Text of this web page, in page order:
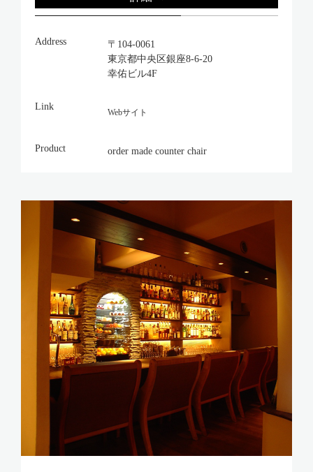
Address
〒104-0061
東京都中央区銀座8-6-20
幸佑ビル4F
Link
Webサイト
Product order made counter chair